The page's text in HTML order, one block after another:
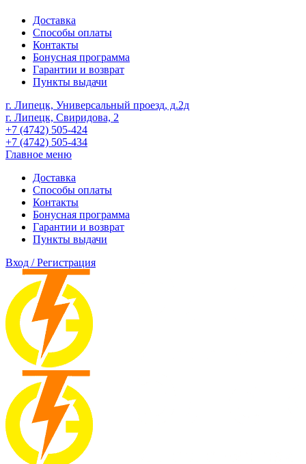
Доставка
Способы оплаты
Контакты
Бонусная программа
Гарантии и возврат
Пункты выдачи
г. Липецк, Универсальный проезд, д.2д
г. Липецк, Свиридова, 2
+7 (4742) 505-424
+7 (4742) 505-434
Главное меню
Доставка
Способы оплаты
Контакты
Бонусная программа
Гарантии и возврат
Пункты выдачи
Вход / Регистрация